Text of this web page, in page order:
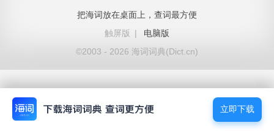
把海词放在桌面上，查词最方便
触屏版
|
电脑版
©2003 - 2026 海词词典(Dict.cn)
立即下载
立即下载